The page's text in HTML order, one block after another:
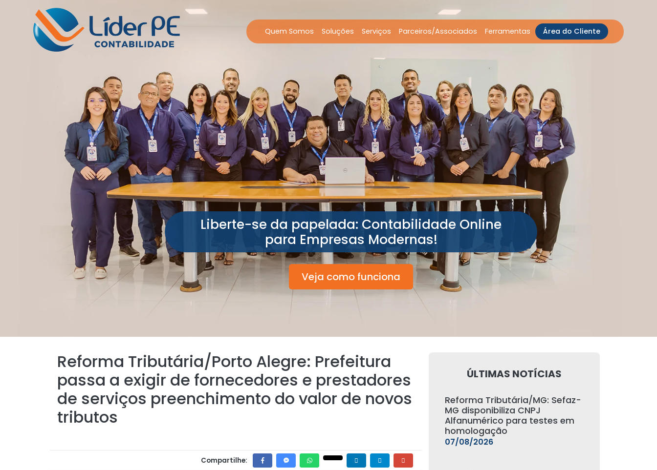
Quem Somos Soluções Serviços Parceiros/Associados Ferramentas Área do Cliente
Liberte-se da papelada: Contabilidade Online
para Empresas Modernas!
Veja como funciona
Reforma Tributária/Porto Alegre: Prefeitura
passa a exigir de fornecedores e prestadores
de serviços preenchimento do valor de novos
tributos
Compartilhe:
ÚLTIMAS NOTÍCIAS
Reforma Tributária/MG: Sefaz-
MG disponibiliza CNPJ
Alfanumérico para testes em
homologação
07/08/2026